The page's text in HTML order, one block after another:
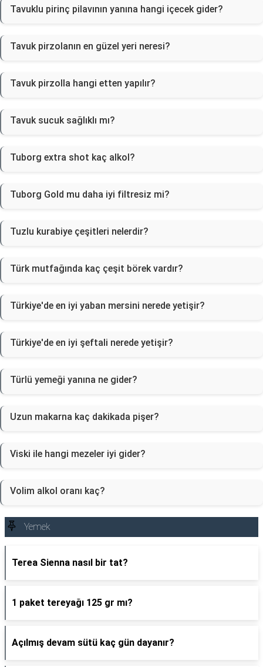
Tavuklu pirinç pilavının yanına hangi içecek gider?
Tavuk pirzolanın en güzel yeri neresi?
Tavuk pirzolla hangi etten yapılır?
Tavuk sucuk sağlıklı mı?
Tuborg extra shot kaç alkol?
Tuborg Gold mu daha iyi filtresiz mi?
Tuzlu kurabiye çeşitleri nelerdir?
Türk mutfağında kaç çeşit börek vardır?
Türkiye'de en iyi yaban mersini nerede yetişir?
Türkiye'de en iyi şeftali nerede yetişir?
Türlü yemeği yanına ne gider?
Uzun makarna kaç dakikada pişer?
Viski ile hangi mezeler iyi gider?
Volim alkol oranı kaç?
Yemek
Terea Sienna nasıl bir tat?
1 paket tereyağı 125 gr mı?
Açılmış devam sütü kaç gün dayanır?